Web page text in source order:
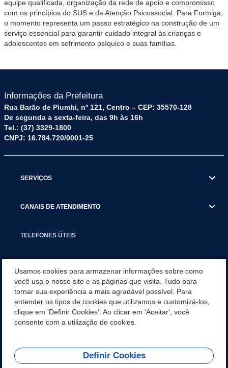
equipe qualificada, organização da rede de apoio e compromisso
com os princípios do SUS e da Atenção Psicossocial. Para Formiga,
o momento representa um passo estratégico na construção de um
serviço essencial para garantir cuidado integral às crianças e
adolescentes em sofrimento psíquico e suas famílias.
Informações da Prefeitura
Rua Barão de Piumhi, nº 121, Centro – CEP: 35570-128
De segunda a sexta-feira, das 9h às 16h
Tel.: (37) 3329-1800
CNPJ: 16.784.720/0001-25
SERVIÇOS
CANAIS DE ATENDIMENTO
TELEFONES ÚTEIS
NOTÍCIAS
APLICATIVO
REDES SOCIAIS
Usamos cookies para armazenar informações sobre como
você usa o nosso site e as páginas que visita. Tudo para
tornar sua experiência a mais agradável possível. Para
entender os tipos de cookies que utilizamos e customizá-los,
clique em 'Definir Cookies'. Ao clicar em 'Aceitar', você
consente com a utilização de cookies.
Definir Cookies